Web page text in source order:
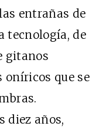
entrañas de
tecnología, de
gitanos
oníricos que se
años,